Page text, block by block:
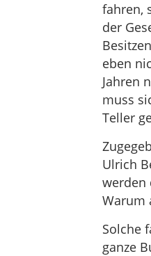
fahren,
der
eben
Jahren
muss
Teller
Ulrich
werden
Warum
Solche
ganze